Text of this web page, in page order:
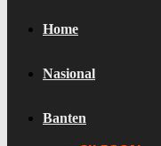
Home
Nasional
Banten